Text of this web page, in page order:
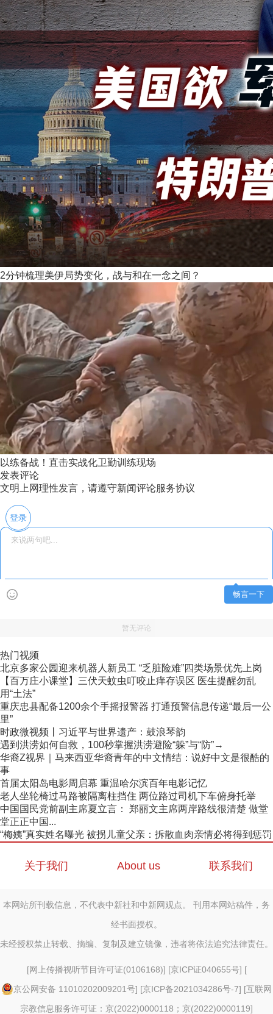
2分钟梳理美伊局势变化，战与和在一念之间？
以练备战！直击实战化卫勤训练现场
发表评论
文明上网理性发言，请遵守新闻评论服务协议
登录
畅言一下
暂无评论
热门视频
北京多家公园迎来机器人新员工 “乏脏险难”四类场景优先上岗
【百万庄小课堂】三伏天蚊虫叮咬止痒存误区 医生提醒勿乱
用“土法”
重庆忠县配备1200余个手摇报警器 打通预警信息传递“最后一公
里”
时政微视频丨习近平与世界遗产：鼓浪琴韵
遇到洪涝如何自救，100秒掌握洪涝避险“躲”与“防”→
华裔Z视界｜马来西亚华裔青年的中文情结：说好中文是很酷的
事
首届太阳岛电影周启幕 重温哈尔滨百年电影记忆
老人坐轮椅过马路被隔离柱挡住 两位路过司机下车俯身托举
中国国民党前副主席夏立言： 郑丽文主席两岸路线很清楚 做堂
堂正正中国...
“梅姨”真实姓名曝光 被拐儿童父亲：拆散血肉亲情必将得到惩罚
关于我们 About us 联系我们
本网站所刊载信息，不代表中新社和中新网观点。 刊用本网站稿件，务
经书面授权。
未经授权禁止转载、摘编、复制及建立镜像，违者将依法追究法律责任。
[网上传播视听节目许可证(0106168)] [京ICP证040655号] [
京公网安备 11010202009201号] [京ICP备2021034286号-7] [互联网
宗教信息服务许可证：京(2022)0000118；京(2022)0000119]